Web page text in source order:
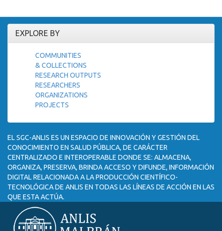
EXPLORE BY
COMMUNITIES
& COLLECTIONS
RESEARCH OUTPUTS
RESEARCHERS
ORGANIZATIONS
PROJECTS
EL SGC-ANLIS ES UN ESPACIO DE INNOVACIÓN Y GESTIÓN DEL
CONOCIMIENTO EN SALUD PÚBLICA, DE CARÁCTER
CENTRALIZADO E INTEROPERABLE DONDE SE: ALMACENA,
ORGANIZA, PRESERVA, BRINDA ACCESO Y DIFUNDE, INFORMACIÓN
DIGITAL RELACIONADA A LA PRODUCCIÓN CIENTÍFICO-
TECNOLÓGICA DE ANLIS EN TODAS LAS LÍNEAS DE ACCIÓN EN LAS
QUE ESTA ACTÚA.